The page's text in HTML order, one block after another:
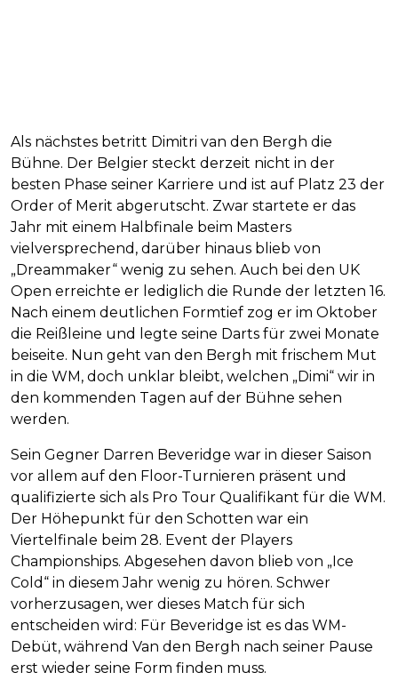
Als nächstes betritt Dimitri van den Bergh die
Bühne. Der Belgier steckt derzeit nicht in der
besten Phase seiner Karriere und ist auf Platz 23 der
Order of Merit abgerutscht. Zwar startete er das
Jahr mit einem Halbfinale beim Masters
vielversprechend, darüber hinaus blieb von
„Dreammaker“ wenig zu sehen. Auch bei den UK
Open erreichte er lediglich die Runde der letzten 16.
Nach einem deutlichen Formtief zog er im Oktober
die Reißleine und legte seine Darts für zwei Monate
beiseite. Nun geht van den Bergh mit frischem Mut
in die WM, doch unklar bleibt, welchen „Dimi“ wir in
den kommenden Tagen auf der Bühne sehen
werden.
Sein Gegner Darren Beveridge war in dieser Saison
vor allem auf den Floor-Turnieren präsent und
qualifizierte sich als Pro Tour Qualifikant für die WM.
Der Höhepunkt für den Schotten war ein
Viertelfinale beim 28. Event der Players
Championships. Abgesehen davon blieb von „Ice
Cold“ in diesem Jahr wenig zu hören. Schwer
vorherzusagen, wer dieses Match für sich
entscheiden wird: Für Beveridge ist es das WM-
Debüt, während Van den Bergh nach seiner Pause
erst wieder seine Form finden muss.